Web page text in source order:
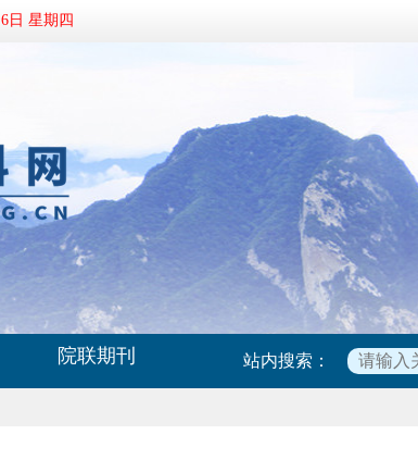
日 星期四
院联期刊 站内搜索：